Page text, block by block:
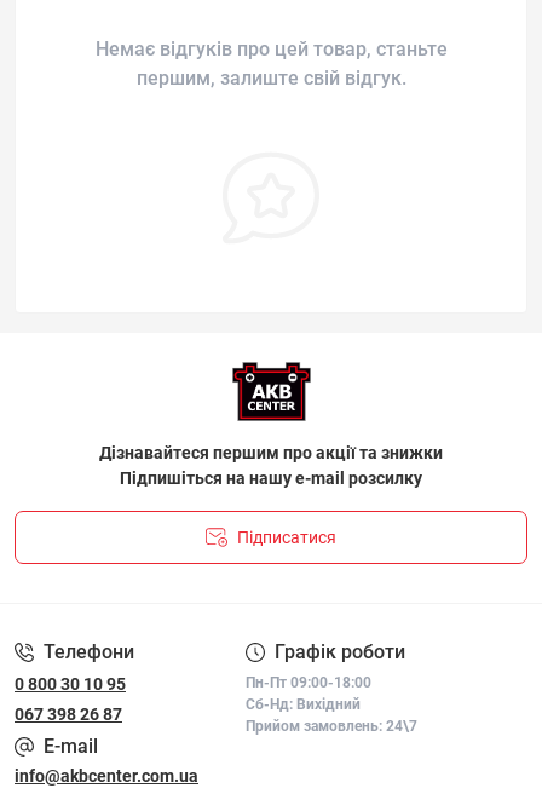
Немає відгуків про цей товар, станьте
першим, залиште свій відгук.
Дізнавайтеся першим про акції та знижки
Підпишіться на нашу e-mail розсилку
Підписатися
Телефони
0 800 30 10 95
067 398 26 87
Графік роботи
Пн-Пт 09:00-18:00
Сб-Нд: Вихідний
Прийом замовлень: 24\7
E-mail
info@akbcenter.com.ua